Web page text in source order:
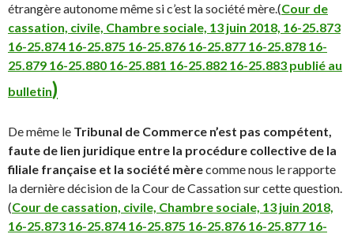
étrangère autonome même si c’est la société mère.(Cour de
cassation, civile, Chambre sociale, 13 juin 2018, 16-25.873
16-25.874 16-25.875 16-25.876 16-25.877 16-25.878 16-
25.879 16-25.880 16-25.881 16-25.882 16-25.883 publié au
bulletin)
De même le Tribunal de Commerce n’est pas compétent,
faute de lien juridique entre la procédure collective de la
filiale française et la société mèrecomme nous le rapporte
la dernière décision de la Cour de Cassation sur cette question.
(Cour de cassation, civile, Chambre sociale, 13 juin 2018,
16-25.873 16-25.874 16-25.875 16-25.876 16-25.877 16-